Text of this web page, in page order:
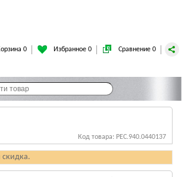
0 Избранное 0 Сравнение 0
Код товара: PEC.940.0440137
скидка.